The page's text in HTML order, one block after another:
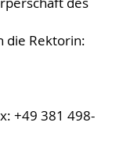
die Rektorin:
+49 381 498-